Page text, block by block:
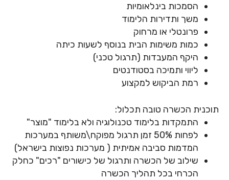
הסמכות בינלאומיות
משך ותדירות הלימוד
פרונטלי או מרחוק
כמות משימות הבית בנוסף לשעות כיתה
היקף המעבדות (תרגול טכני)
ליווי ותמיכה בסטודנטים
רמת הביקוש למקצוע
תוכנית הכשרה טובה תכלול:
התמקדות בלימוד טכנולוגיה ולא בלימוד "מוצר"
לפחות 50% זמן תרגול מפוקח\משותף במערכות
המדמות סביבה אמיתית ( מערכות נפוצות בישראל)
שילוב של הכשרה ותרגול של כישורים "רכים" כחלק
הכרחי בכל תהליך הכשרה